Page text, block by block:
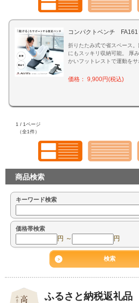
コンパクトベンチ
折りたたみ式で省スペース
にもスッキリ収納可能。 厚
かいフットレストで運動をサ
価格： 9,900円(税込)
1 / 1ページ
（全1件）
商品検索
キーワード検索
価格帯検索
円 ～ 円
ふるさと納税返礼品